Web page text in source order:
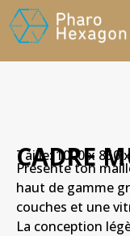
CADRE
Taille: 1000 x 850
Présente ton
haut de gamme
couches et une
La conception